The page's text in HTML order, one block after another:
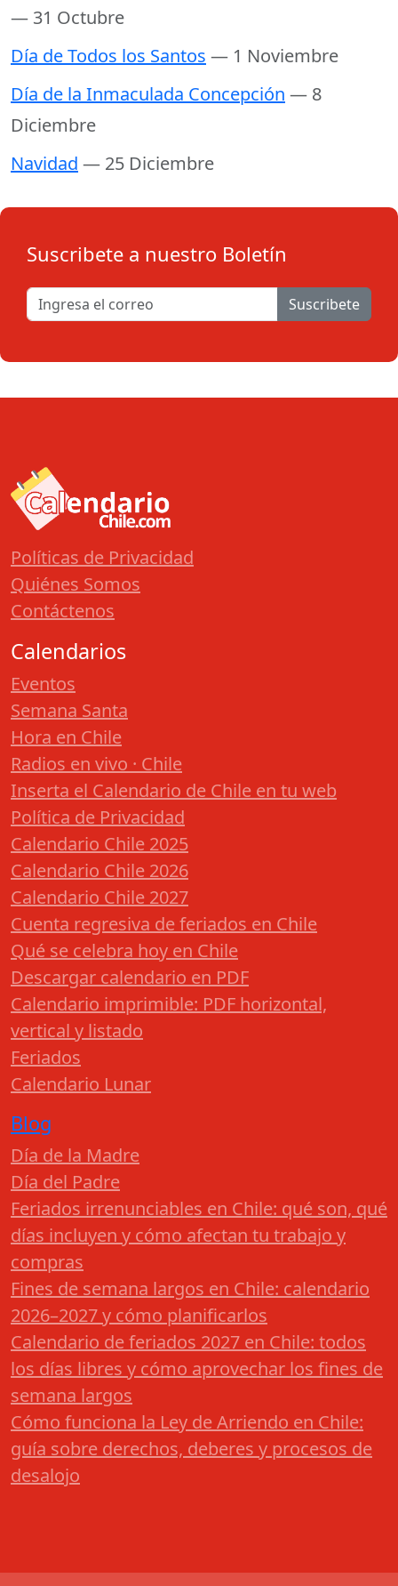
— 31 Octubre
Día de Todos los Santos — 1 Noviembre
Día de la Inmaculada Concepción — 8
Diciembre
Navidad — 25 Diciembre
Suscribete a nuestro Boletín
Suscribete
Políticas de Privacidad
Quiénes Somos
Contáctenos
Calendarios
Eventos
Semana Santa
Hora en Chile
Radios en vivo · Chile
Inserta el Calendario de Chile en tu web
Política de Privacidad
Calendario Chile 2025
Calendario Chile 2026
Calendario Chile 2027
Cuenta regresiva de feriados en Chile
Qué se celebra hoy en Chile
Descargar calendario en PDF
Calendario imprimible: PDF horizontal,
vertical y listado
Feriados
Calendario Lunar
Blog
Día de la Madre
Día del Padre
Feriados irrenunciables en Chile: qué son, qué
días incluyen y cómo afectan tu trabajo y
compras
Fines de semana largos en Chile: calendario
2026–2027 y cómo planificarlos
Calendario de feriados 2027 en Chile: todos
los días libres y cómo aprovechar los fines de
semana largos
Cómo funciona la Ley de Arriendo en Chile:
guía sobre derechos, deberes y procesos de
desalojo